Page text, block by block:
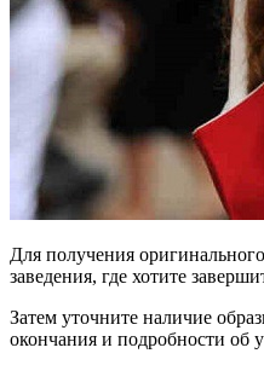
Для получения
заведения, где хотите
Затем уточните наличие
окончания и подробности об